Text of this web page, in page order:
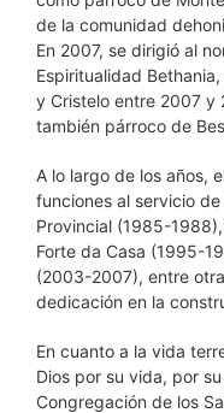
de la comunidad
En 2007, se dirigió al
Espiritualidad
y Cristelo entre 2007 y
también párroco de
A lo largo de los años,
funciones al servicio
Provincial (1985-
Forte da Casa (1995-
(2003-2007), entre
dedicación en la
En cuanto a la vida
Dios por su vida, por
Congregación de los